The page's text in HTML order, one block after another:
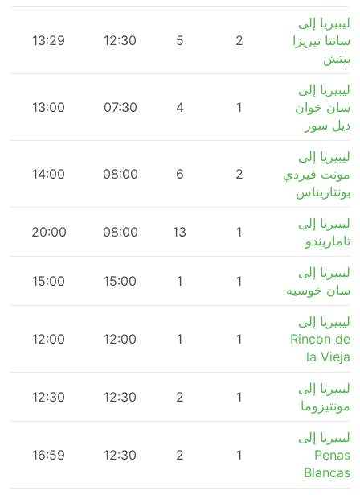
ليبيريا إلى
سانتا تيريزا
بيتش
2
5
12:30
13:29
ليبيريا إلى
سان خوان
ديل سور
1
4
07:30
13:00
ليبيريا إلى
مونت فيردي
بونتاريناس
2
6
08:00
14:00
ليبيريا إلى
تاماريندو
1
13
08:00
20:00
ليبيريا إلى
سان خوسيه
1
1
15:00
15:00
ليبيريا إلى
Rincon de
la Vieja
1
1
12:00
12:00
ليبيريا إلى
مونتيزوما
1
2
12:30
12:30
ليبيريا إلى
Penas
Blancas
1
2
12:30
16:59